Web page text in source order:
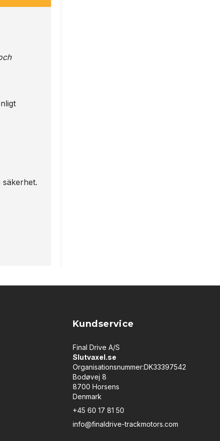
Kundservice
Final Drive A/S
Slutvaxel.se
Organisationsnummer:DK33397542
Bodøvej 8
8700 Horsens
Denmark
+45 60 17 81 50
info@finaldrive-trackmotors.com